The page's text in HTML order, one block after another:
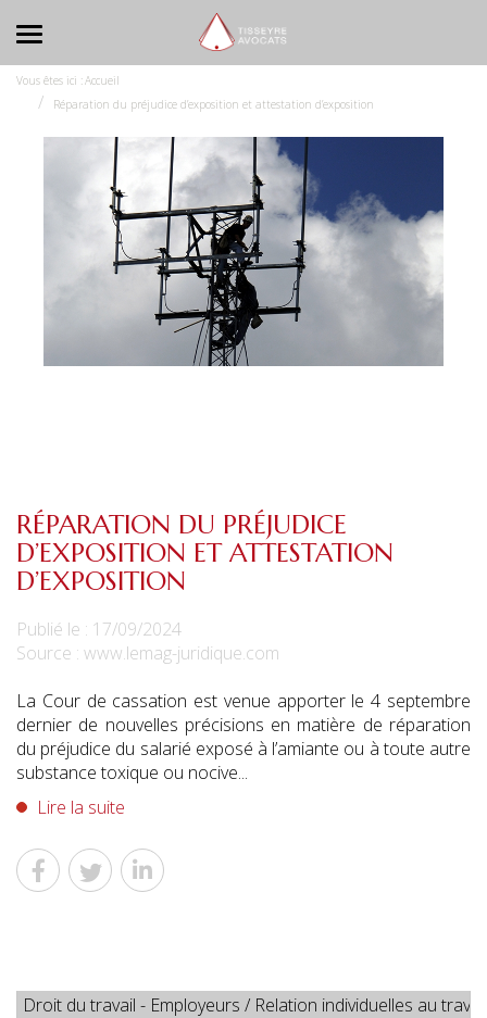
Ouvrir le menu
Vous êtes ici :Accueil
Réparation du préjudice d’exposition et attestation d’exposition
RÉPARATION DU PRÉJUDICE
D’EXPOSITION ET ATTESTATION
D’EXPOSITION
Publié le : 17/09/2024
Source : www.lemag-juridique.com
La Cour de cassation est venue apporter le 4 septembre
dernier de nouvelles précisions en matière de réparation
du préjudice du salarié exposé à l’amiante ou à toute autre
substance toxique ou nocive...
Lire la suite
Droit du travail - Employeurs / Relation individuelles au travail